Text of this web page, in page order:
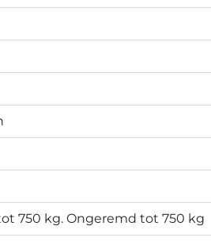
750 kg. Ongeremd tot 750 kg